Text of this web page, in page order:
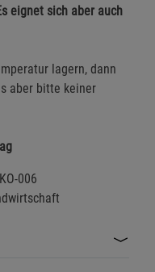
eignet sich aber auch
lagern, dann
aber bitte keiner
006